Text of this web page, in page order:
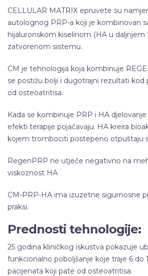
CELLULAR MATRIX epruvete su
autolognog PRP-a koji je kombinovan
hijaluronskom kiselinom (HA u daljnjem
zatvorenom sistemu.
CM je tehnologija koja kombinuje
se postižu bolji i dugotrajni rezultati kod
od osteoatritisa.
Kada se kombinuje PRP i HA
efekti terapije pojačavaju. HA kreira
kojem trombociti postepeno otpuštaju
RegenPRP ne utječe negativno na
viskoznost HA
CM-PRP-HA ima izuzetne sigurnosne
praksi.
Prednosti tehnologije:
25 godina kliničkog iskustva pokazuje
funkcionalno poboljšanje koje traje 6 do
pacijenata koji pate od osteoatritisa.